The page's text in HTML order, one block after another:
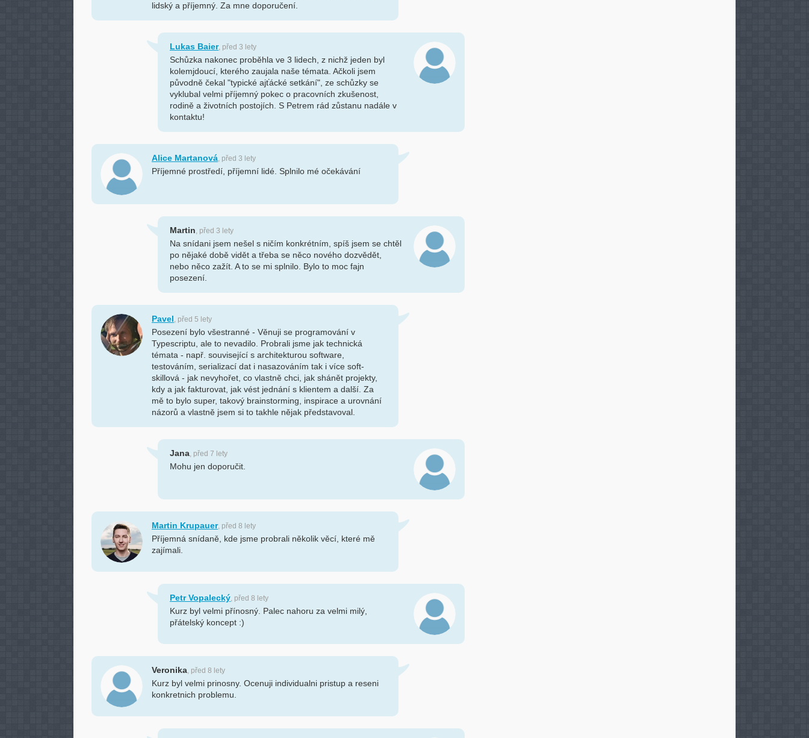
lidský a příjemný. Za mne doporučení.
Lukas Baier, před 3 lety
Schůzka nakonec proběhla ve 3 lidech, z nichž jeden byl
kolemjdoucí, kterého zaujala naše témata. Ačkoli jsem
původně čekal "typické ajťácké setkání", ze schůzky se
vyklubal velmi příjemný pokec o pracovních zkušenost,
rodině a životních postojích. S Petrem rád zůstanu nadále v
kontaktu!
Alice Martanová, před 3 lety
Příjemné prostředí, příjemní lidé. Splnilo mé očekávání
Martin, před 3 lety
Na snídani jsem nešel s ničím konkrétním, spíš jsem se chtěl
po nějaké době vidět a třeba se něco nového dozvědět,
nebo něco zažít. A to se mi splnilo. Bylo to moc fajn
posezení.
Pavel, před 5 lety
Posezení bylo všestranné - Věnuji se programování v
Typescriptu, ale to nevadilo. Probrali jsme jak technická
témata - např. související s architekturou software,
testováním, serializací dat i nasazováním tak i více soft-
skillová - jak nevyhořet, co vlastně chci, jak shánět projekty,
kdy a jak fakturovat, jak vést jednání s klientem a další. Za
mě to bylo super, takový brainstorming, inspirace a urovnání
názorů a vlastně jsem si to takhle nějak představoval.
Jana, před 7 lety
Mohu jen doporučit.
Martin Krupauer, před 8 lety
Příjemná snídaně, kde jsme probrali několik věcí, které mě
zajímali.
Petr Vopalecký, před 8 lety
Kurz byl velmi přínosný. Palec nahoru za velmi milý,
přátelský koncept :)
Veronika, před 8 lety
Kurz byl velmi prinosny. Ocenuji individualni pristup a reseni
konkretnich problemu.